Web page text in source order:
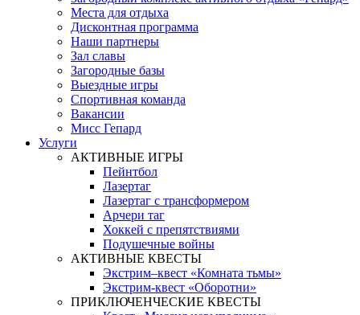
Места для отдыха
Дисконтная программа
Наши партнеры
Зал славы
Загородные базы
Выездные игры
Спортивная команда
Вакансии
Мисс Гепард
Услуги
АКТИВНЫЕ ИГРЫ
Пейнтбол
Лазертаг
Лазертаг с трансформером
Арчери таг
Хоккей с препятствиями
Подушечные войны
АКТИВНЫЕ КВЕСТЫ
Экстрим–квест «Комната тьмы»
Экстрим-квест «Оборотни»
ПРИКЛЮЧЕНЧЕСКИЕ КВЕСТЫ